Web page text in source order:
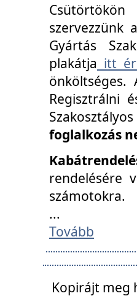
szervezzünk
Gyártás
plakátja itt
Regisztrálni
foglalkozás
rendelésére
számotokra.
...
Tovább
Kopirájt meg